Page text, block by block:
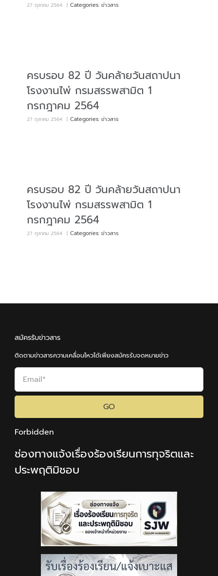
27 ตุลาคม 2564 Categories: ข่าวสาร
ครบรอบ 82 ปี วันคล้ายวันสถาปนา
โรงงานไพ่ กรมสรรพสามิต 1
กรกฎาคม 2564
27 ตุลาคม 2564 Categories: ข่าวสาร
ครบรอบ 82 ปี วันคล้ายวันสถาปนา
โรงงานไพ่ กรมสรรพสามิต 1
กรกฎาคม 2564
27 ตุลาคม 2564 Categories: ข่าวสาร
สมัครรับข่าวสาร
ติดตามข่าวสารความเคลื่อนไหวได้เพียงสมัครรับจดหมายข่าว
GO
Forbidden
ช่องทางแจ้งเรื่องร้องเรียนการทุจริตและ
ประพฤติมิชอบ